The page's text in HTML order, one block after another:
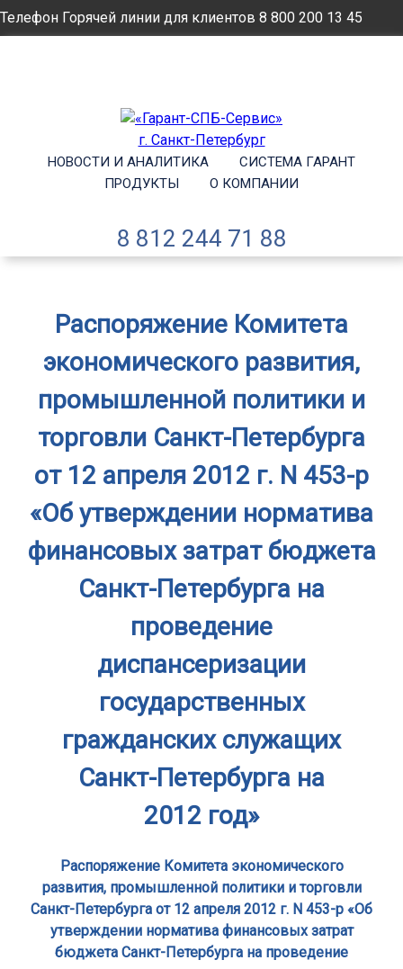
Телефон Горячей линии для клиентов 8 800 200 13 45
НОВОСТИ И АНАЛИТИКА
СИСТЕМА ГАРАНТ
ПРОДУКТЫ
О КОМПАНИИ
8 812 244 71 88
Распоряжение Комитета
экономического развития,
промышленной политики и
торговли Санкт-Петербурга
от 12 апреля 2012 г. N 453-р
«Об утверждении норматива
финансовых затрат бюджета
Санкт-Петербурга на
проведение
диспансеризации
государственных
гражданских служащих
Санкт-Петербурга на
2012 год»
Распоряжение Комитета экономического
развития, промышленной политики и торговли
Санкт-Петербурга от 12 апреля 2012 г. N 453-р «Об
утверждении норматива финансовых затрат
бюджета Санкт-Петербурга на проведение